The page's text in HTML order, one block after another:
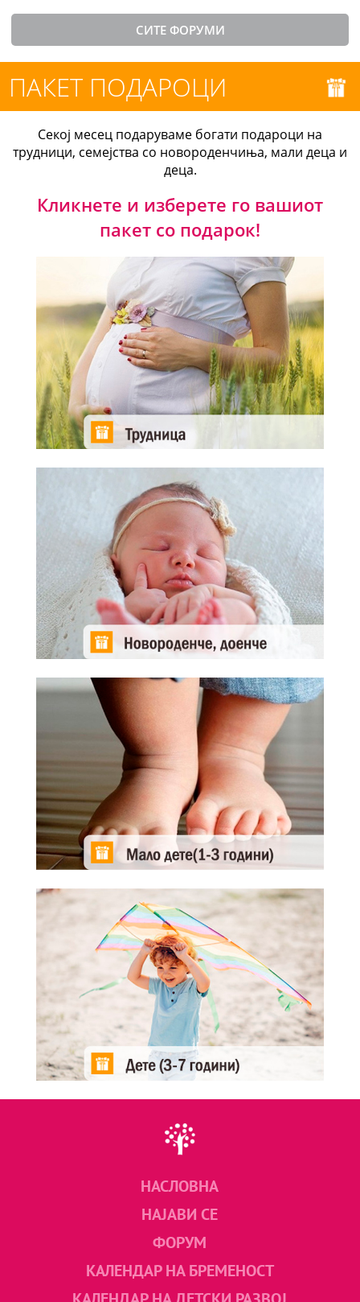
СИТЕ ФОРУМИ
ПАКЕТ ПОДАРОЦИ
Секој месец подаруваме богати подароци на
трудници, семејства со новороденчиња, мали деца и
деца.
Кликнете и изберете го вашиот
пакет со подарок!
НАСЛОВНА
НАЈАВИ СЕ
ФОРУМ
КАЛЕНДАР НА БРЕМЕНОСТ